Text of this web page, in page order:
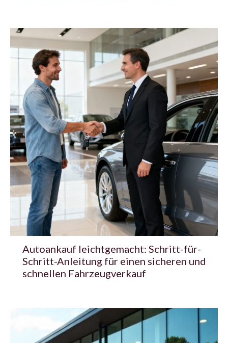
Autoankauf leichtgemacht: Schritt-für-
Schritt-Anleitung für einen sicheren und
schnellen Fahrzeugverkauf